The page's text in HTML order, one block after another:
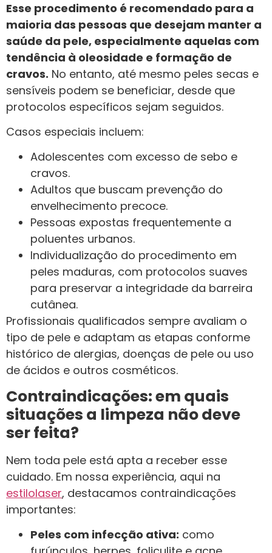
Esse procedimento é recomendado para a
maioria das pessoas que desejam manter a
saúde da pele, especialmente aquelas com
tendência à oleosidade e formação de
cravos. No entanto, até mesmo peles secas e
sensíveis podem se beneficiar, desde que
protocolos específicos sejam seguidos.
Casos especiais incluem:
Adolescentes com excesso de sebo e
cravos.
Adultos que buscam prevenção do
envelhecimento precoce.
Pessoas expostas frequentemente a
poluentes urbanos.
Individualização do procedimento em
peles maduras, com protocolos suaves
para preservar a integridade da barreira
cutânea.
Profissionais qualificados sempre avaliam o
tipo de pele e adaptam as etapas conforme
histórico de alergias, doenças de pele ou uso
de ácidos e outros cosméticos.
Contraindicações: em quais
situações a limpeza não deve
ser feita?
Nem toda pele está apta a receber esse
cuidado. Em nossa experiência, aqui na
estilolaser, destacamos contraindicações
importantes:
Peles com infecção ativa: como